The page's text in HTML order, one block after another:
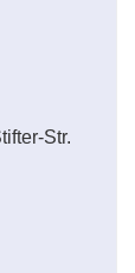
Str.